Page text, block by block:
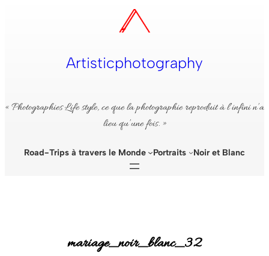
Artisticphotography
« Photographies Life style, ce que la photographie reproduit à l’infini n’a
lieu qu’une fois. »
Road-Trips à travers le Monde Portraits Noir et Blanc
mariage_noir_blanc_32